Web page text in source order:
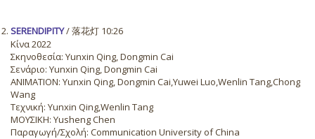
SERENDIPITY/ 落花灯 10:26
Κίνα 2022
Σκηνοθεσία: Yunxin Qing, Dongmin Cai
Σενάριο: Yunxin Qing, Dongmin Cai
ANIMATION: Yunxin Qing, Dongmin Cai,Yuwei Luo,Wenlin Tang,Chong
Wang
Τεχνική: Yunxin Qing,Wenlin Tang
ΜΟΥΣΙΚΗ: Yusheng Chen
Παραγωγή/Σχολή: Communication University of China